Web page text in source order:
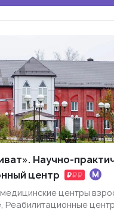
Научно-
центр
центры
Реабилитационные